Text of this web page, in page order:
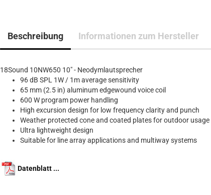
Beschreibung Informationen zum Hersteller
18Sound 10NW650 10" - Neodymlautsprecher
96 dB SPL 1W / 1m average sensitivity
65 mm (2.5 in) aluminum edgewound voice coil
600 W program power handling
High excursion design for low frequency clarity and punch
Weather protected cone and coated plates for outdoor usage
Ultra lightweight design
Suitable for line array applications and multiway systems
Datenblatt ...